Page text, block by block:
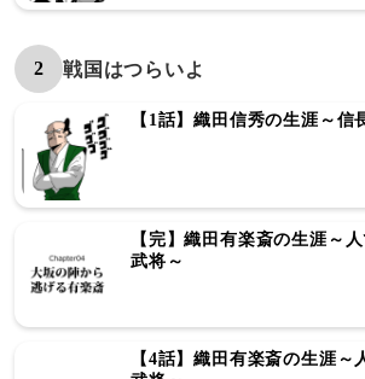
2 戦国はつらいよ
【1話】織田信秀の生涯～信
【完】織田有楽斎の生涯～
武将～
【4話】織田有楽斎の生涯～